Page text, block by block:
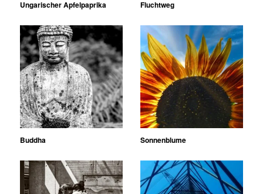
Ungarischer Apfelpaprika Fluchtweg
Buddha Sonnenblume